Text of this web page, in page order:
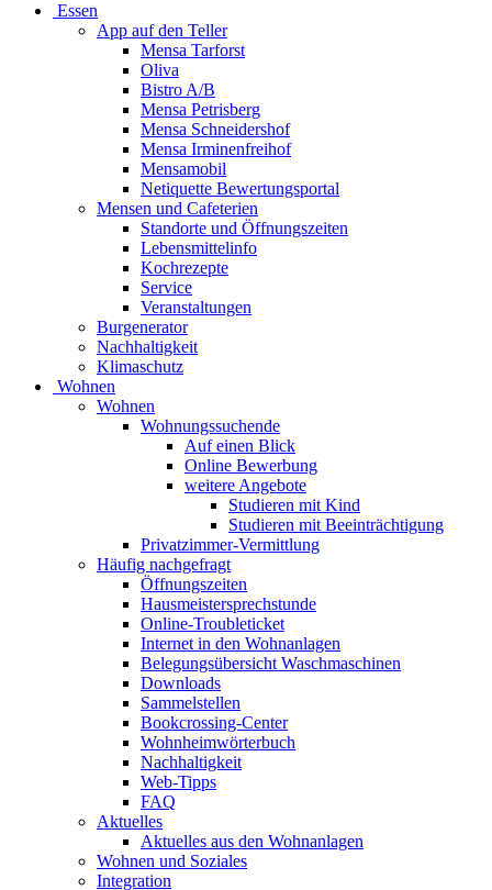
Essen
App auf den Teller
Mensa Tarforst
Oliva
Bistro A/B
Mensa Petrisberg
Mensa Schneidershof
Mensa Irminenfreihof
Mensamobil
Netiquette Bewertungsportal
Mensen und Cafeterien
Standorte und Öffnungszeiten
Lebensmittelinfo
Kochrezepte
Service
Veranstaltungen
Burgenerator
Nachhaltigkeit
Klimaschutz
Wohnen
Wohnen
Wohnungssuchende
Auf einen Blick
Online Bewerbung
weitere Angebote
Studieren mit Kind
Studieren mit Beeinträchtigung
Privatzimmer-Vermittlung
Häufig nachgefragt
Öffnungszeiten
Hausmeistersprechstunde
Online-Troubleticket
Internet in den Wohnanlagen
Belegungsübersicht Waschmaschinen
Downloads
Sammelstellen
Bookcrossing-Center
Wohnheimwörterbuch
Nachhaltigkeit
Web-Tipps
FAQ
Aktuelles
Aktuelles aus den Wohnanlagen
Wohnen und Soziales
Integration